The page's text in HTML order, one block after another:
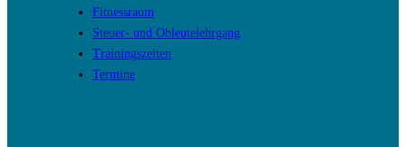
Fitnessraum
Steuer- und Obleutelehrgang
Trainingszeiten
Termine